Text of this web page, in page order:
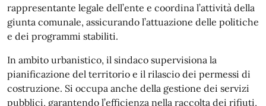
rappresentante legale dell’ente e coordina l’attività della
giunta comunale, assicurando l’attuazione delle politiche
e dei programmi stabiliti.
In ambito urbanistico, il sindaco supervisiona la
pianificazione del territorio e il rilascio dei permessi di
costruzione. Si occupa anche della gestione dei servizi
pubblici, garantendo l’efficienza nella raccolta dei rifiuti,